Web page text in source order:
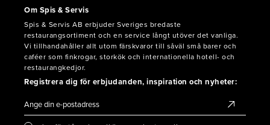
Om Spis & Servis
Spis & Servis AB erbjuder Sveriges bredaste
restaurangsortiment och en service långt utöver det vanliga.
Vi tillhandahåller allt utom färskvaror till såväl små barer och
caféer som finkrogar, storkök och internationella hotell- och
restaurangkedjor.
Registrera dig för erbjudanden, inspiration och nyheter: